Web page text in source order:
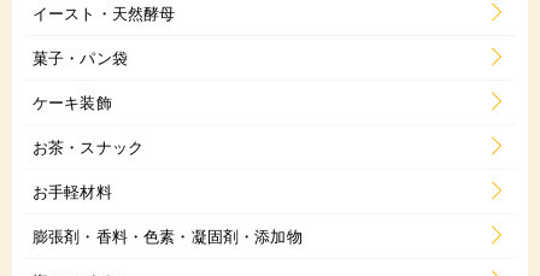
イースト・天然酵母
菓子・パン袋
ケーキ装飾
お茶・スナック
お手軽材料
膨張剤・香料・色素・凝固剤・添加物